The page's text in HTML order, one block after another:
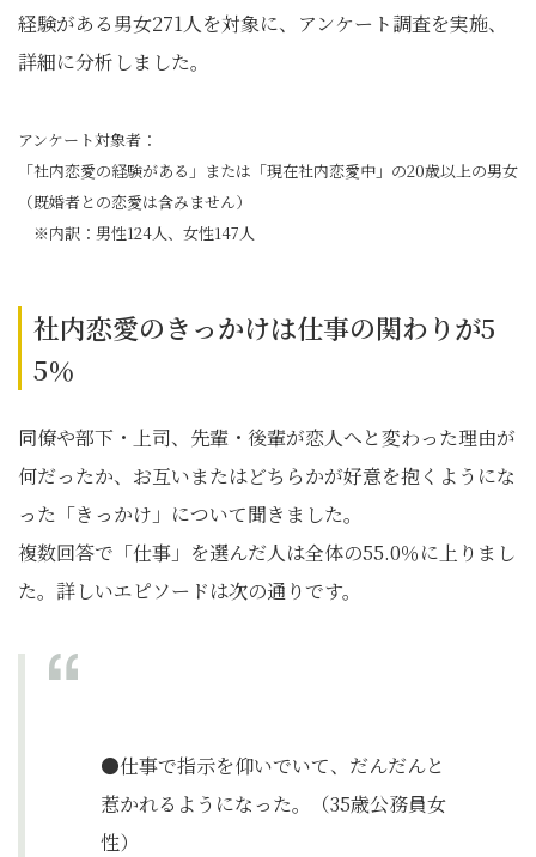
経験がある男女271人を対象に、アンケート調査を実施、
詳細に分析しました。
アンケート対象者：
「社内恋愛の経験がある」または「現在社内恋愛中」の20歳以上の男女
（既婚者との恋愛は含みません）
※内訳：男性124人、女性147人
社内恋愛のきっかけは仕事の関わりが5
5％
同僚や部下・上司、先輩・後輩が恋人へと変わった理由が
何だったか、お互いまたはどちらかが好意を抱くようにな
った「きっかけ」について聞きました。
複数回答で「仕事」を選んだ人は全体の55.0％に上りまし
た。詳しいエピソードは次の通りです。
●仕事で指示を仰いでいて、だんだんと
惹かれるようになった。（35歳公務員女
性）